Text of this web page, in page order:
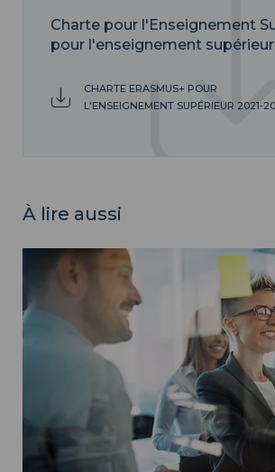
Charte pour l'Enseignement
pour l'enseignement
CHARTE ERASMUS+ POUR
L'ENSEIGNEMENT SUPÉRIEUR 2021-
À lire aussi
Stratégie internationale ">